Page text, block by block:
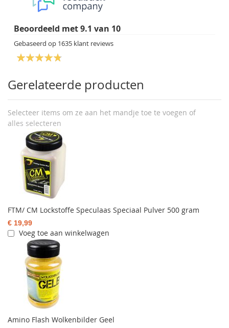
Beoordeeld met9.1 van 10
Gebaseerd op 1635 klant reviews
Gerelateerde producten
Selecteer items om ze aan het mandje toe te voegen of
alles selecteren
FTM/ CM Lockstoffe Speculaas Speciaal Pulver 500 gram
€ 19,99
Voeg toe aan winkelwagen
Amino Flash Wolkenbilder Geel